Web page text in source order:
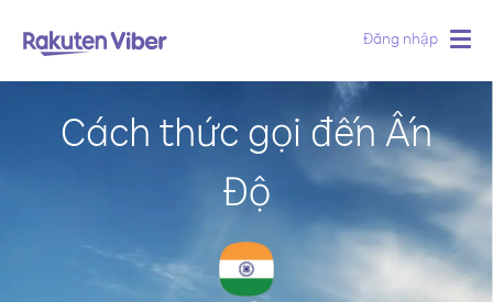
Đăng nhập
Cách thức gọi đến Ấn
Độ